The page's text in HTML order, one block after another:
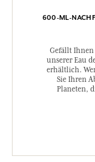
600-ML-
Gefällt Ihnen
unserer Eau
erhältlich.
Sie Ihren
Planeten,